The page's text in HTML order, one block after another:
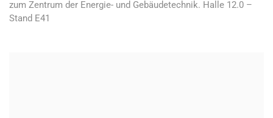
zum Zentrum der Energie- und Gebäudetechnik. Halle 12.0 –
Stand E41